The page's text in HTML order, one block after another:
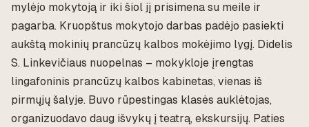
mylėjo mokytoją ir iki šiol jį prisimena su meile ir
pagarba. Kruopštus mokytojo darbas padėjo pasiekti
aukštą mokinių prancūzų kalbos mokėjimo lygį. Didelis
S. Linkevičiaus nuopelnas – mokykloje įrengtas
lingafoninis prancūzų kalbos kabinetas, vienas iš
pirmųjų šalyje. Buvo rūpestingas klasės auklėtojas,
organizuodavo daug išvykų į teatrą, ekskursijų. Paties